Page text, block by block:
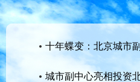
十年蝶变：北京城市
城市副中心亮相投资